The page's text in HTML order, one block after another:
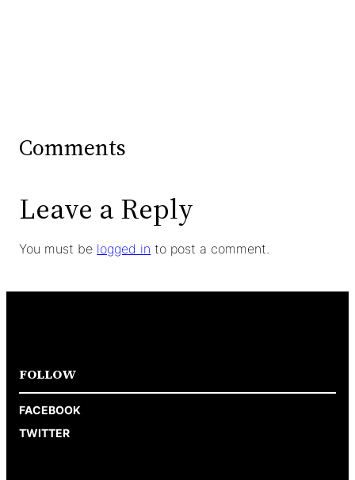
Comments
Leave a Reply
You must be logged in to post a comment.
FOLLOW
FACEBOOK
TWITTER